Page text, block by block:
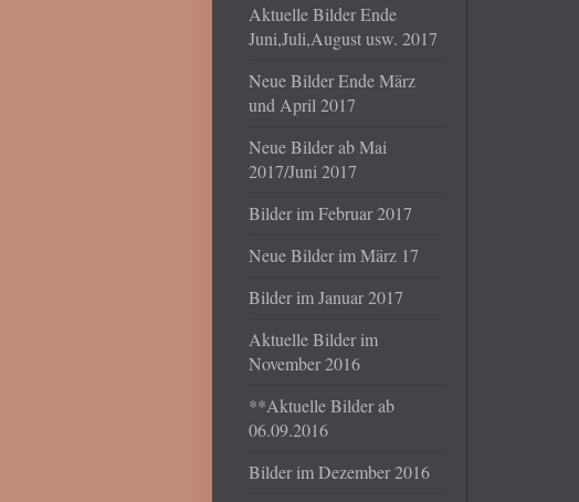
Aktuelle Bilder Ende
Juni,Juli,August usw. 2017
Neue Bilder Ende März
und April 2017
Neue Bilder ab Mai
2017/Juni 2017
Bilder im Februar 2017
Neue Bilder im März 17
Bilder im Januar 2017
Aktuelle Bilder im
November 2016
**Aktuelle Bilder ab
06.09.2016
Bilder im Dezember 2016